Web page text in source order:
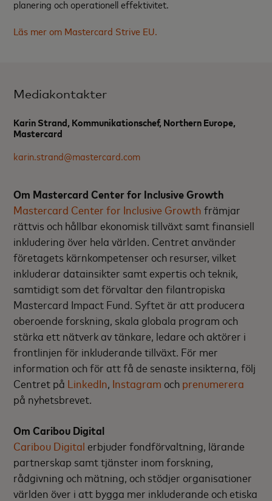
planering och operationell effektivitet.
Läs mer om Mastercard Strive EU.
Mediakontakter
Karin Strand, Kommunikationschef, Northern Europe,
Mastercard
karin.strand@mastercard.com
Om Mastercard Center for Inclusive Growth
Mastercard Center for Inclusive Growth främjar
rättvis och hållbar ekonomisk tillväxt samt finansiell
inkludering över hela världen. Centret använder
företagets kärnkompetenser och resurser, vilket
inkluderar datainsikter samt expertis och teknik,
samtidigt som det förvaltar den filantropiska
Mastercard Impact Fund. Syftet är att producera
oberoende forskning, skala globala program och
stärka ett nätverk av tänkare, ledare och aktörer i
frontlinjen för inkluderande tillväxt. För mer
information och för att få de senaste insikterna, följ
Centret på LinkedIn, Instagram och prenumerera
på nyhetsbrevet.
Om Caribou Digital
Caribou Digital erbjuder fondförvaltning, lärande
partnerskap samt tjänster inom forskning,
rådgivning och mätning, och stödjer organisationer
världen över i att bygga mer inkluderande och etiska